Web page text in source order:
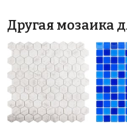
Другая мозаика